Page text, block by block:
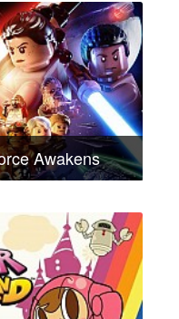
Awakens